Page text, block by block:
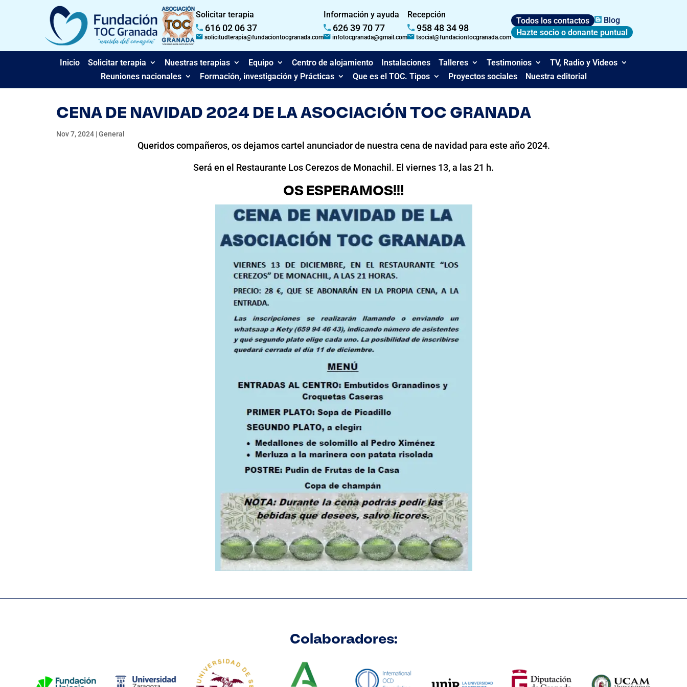
Solicitar terapia
616 02 06 37
solicitudterapia@fundaciontocgranada.com
Información y ayuda
626 39 70 77
infotocgranada@gmail.com
Recepción
958 48 34 98
tsocial@fundaciontocgranada.com
Todos los contactos
Blog
Hazte socio o donante puntual
Inicio Solicitar terapia Nuestras terapias Equipo Centro de alojamiento Instalaciones Talleres Testimonios
TV, Radio y Videos
Reuniones nacionales
Formación, investigación y Prácticas Que es el TOC. Tipos Proyectos sociales Nuestra editorial
CENA DE NAVIDAD 2024 DE LA ASOCIACIÓN TOC GRANADA
Nov 7, 2024|General
Queridos compañeros, os dejamos cartel anunciador de nuestra cena de navidad para este año 2024.
Será en el Restaurante Los Cerezos de Monachil. El viernes 13, a las 21 h.
OS ESPERAMOS!!!
Colaboradores: